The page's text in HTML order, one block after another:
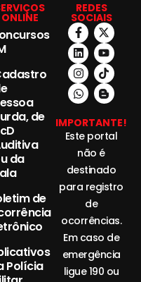
ONLINE
de
da
de
Polícia
REDES
SOCIAIS
IMPORTANTE!
Este portal
não é
destinado
para registro
de
ocorrências.
Em caso de
emergência
ligue 190 ou